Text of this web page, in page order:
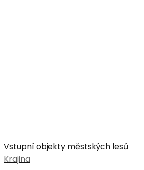
Vstupní objekty městských lesů
Krajina